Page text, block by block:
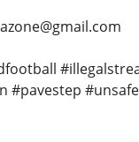
#pavestep